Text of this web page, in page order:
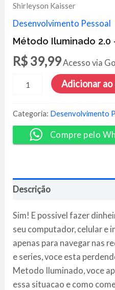
Shirleyson Kaisser
Desenvolvimento Pessoal
Método Iluminado 2.0
R$ 39,99Acesso via
Iluminado
-
Shirleyson
Kaisser
quantidade
Adicionar
Categoria: Desenvolvimento
Compre pelo
Descrição
Sim! E possivel fazer
seu computador, celular e
apenas para navegar nas
e series, voce esta
Metodo Iluminado, voce
essa situacao e como